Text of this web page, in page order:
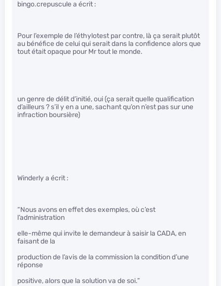
bingo.crepuscule a écrit :
Pour l’exemple de l’éthylotest par contre, là ça serait plutôt
au bénéfice de celui qui serait dans la confidence alors que
tout était opaque pour Mr tout le monde.
un genre de délit d’initié, oui (ça serait quelle qualification
d’ailleurs ? s’il y en a une, sachant qu’on n’est pas sur une
infraction boursière)
Winderly a écrit :
“Nous avons en effet des exemples, où c’est
l’administration
elle-même qui invite le demandeur à saisir la CADA, en
faisant de la
production de l’avis de la commission la condition d’une
réponse
positive, alors que la solution va de soi.”